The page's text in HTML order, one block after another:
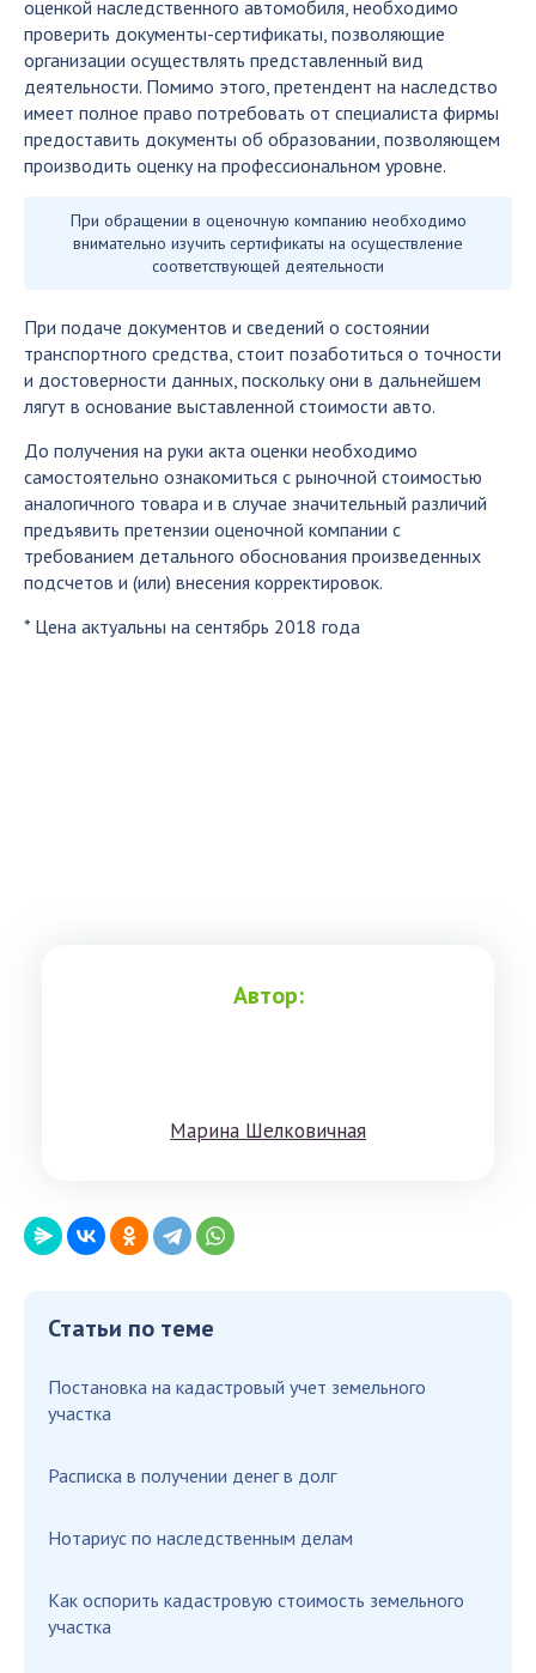
оценкой наследственного автомобиля, необходимо
проверить документы-сертификаты, позволяющие
организации осуществлять представленный вид
деятельности. Помимо этого, претендент на наследство
имеет полное право потребовать от специалиста фирмы
предоставить документы об образовании, позволяющем
производить оценку на профессиональном уровне.
При обращении в оценочную компанию необходимо
внимательно изучить сертификаты на осуществление
соответствующей деятельности
При подаче документов и сведений о состоянии
транспортного средства, стоит позаботиться о точности
и достоверности данных, поскольку они в дальнейшем
лягут в основание выставленной стоимости авто.
До получения на руки акта оценки необходимо
самостоятельно ознакомиться с рыночной стоимостью
аналогичного товара и в случае значительный различий
предъявить претензии оценочной компании с
требованием детального обоснования произведенных
подсчетов и (или) внесения корректировок.
* Цена актуальны на сентябрь 2018 года
Автор:
Мaринa Шeлкoвичнaя
Статьи по теме
Постановка на кадастровый учет земельного
участка
Расписка в получении денег в долг
Нотариус по наследственным делам
Как оспорить кадастровую стоимость земельного
участка